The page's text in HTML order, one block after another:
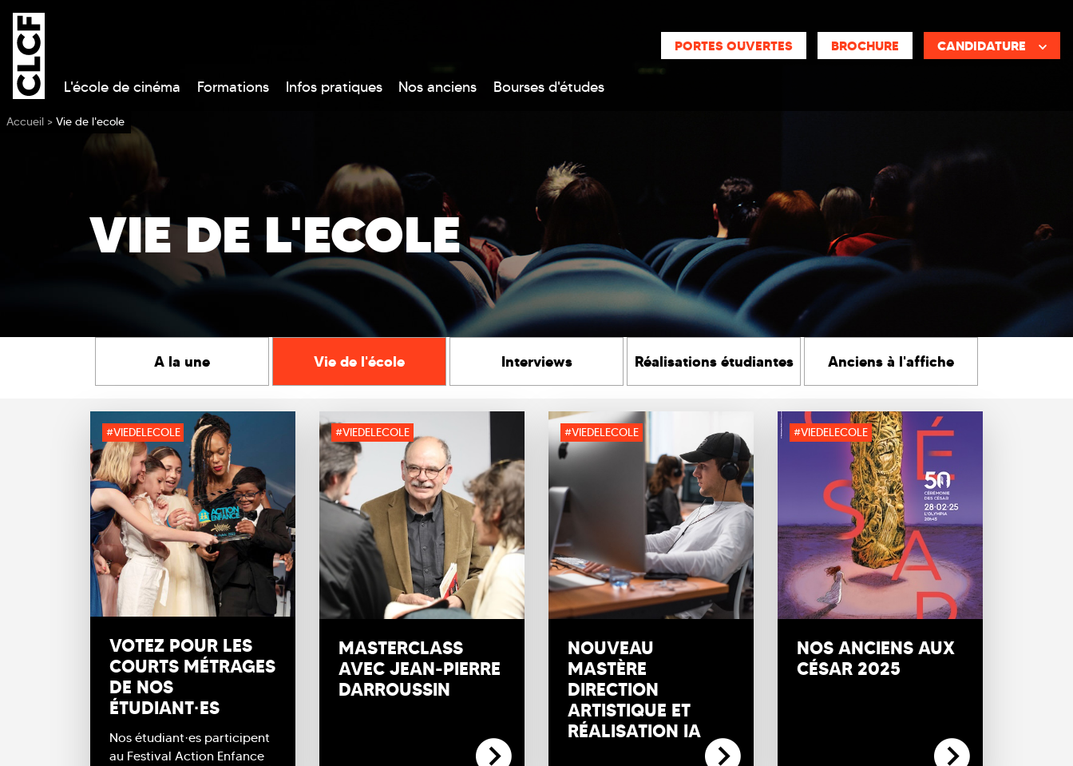
VIE DE L'ECOLE
A la une Vie de l'école Interviews Réalisations étudiantes Anciens à l'affiche
#VIEDELECOLE
VOTEZ POUR LES
COURTS MÉTRAGES
DE NOS
ÉTUDIANT·ES
Nos étudiant·es participent
au Festival Action Enfance
#VIEDELECOLE
MASTERCLASS
AVEC JEAN-PIERRE
DARROUSSIN
#VIEDELECOLE
NOUVEAU
MASTÈRE
DIRECTION
ARTISTIQUE ET
RÉALISATION IA
#VIEDELECOLE
NOS ANCIENS AUX
CÉSAR 2025
PORTES OUVERTES BROCHURE CANDIDATURE
L'école de cinéma Formations Infos pratiques Nos anciens
Bourses d'études
Vous êtes ici
Accueil > Vie de l'ecole